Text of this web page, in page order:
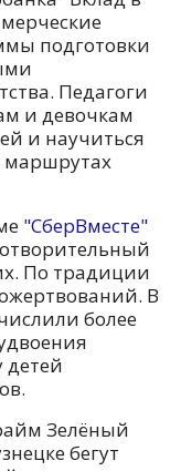
подготовки
Педагоги
и девочкам
и научиться
"СберВместе"
По традиции
В
более
детей
Зелёный
бегут